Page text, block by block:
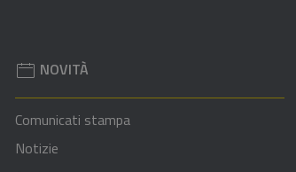
NOVITÀ
Comunicati stampa
Notizie